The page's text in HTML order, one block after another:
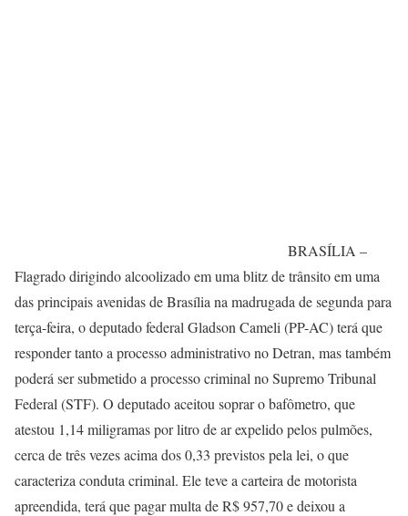
BRASÍLIA –
Flagrado dirigindo alcoolizado em uma blitz de trânsito em uma
das principais avenidas de Brasília na madrugada de segunda para
terça-feira, o deputado federal Gladson Cameli (PP-AC) terá que
responder tanto a processo administrativo no Detran, mas também
poderá ser submetido a processo criminal no Supremo Tribunal
Federal (STF). O deputado aceitou soprar o bafômetro, que
atestou 1,14 miligramas por litro de ar expelido pelos pulmões,
cerca de três vezes acima dos 0,33 previstos pela lei, o que
caracteriza conduta criminal. Ele teve a carteira de motorista
apreendida, terá que pagar multa de R$ 957,70 e deixou a